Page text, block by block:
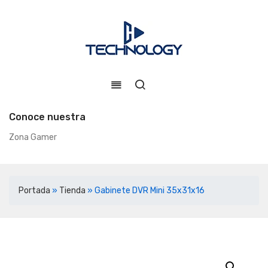
Conoce nuestra
Zona Gamer
Portada » Tienda » Gabinete DVR Mini 35x31x16